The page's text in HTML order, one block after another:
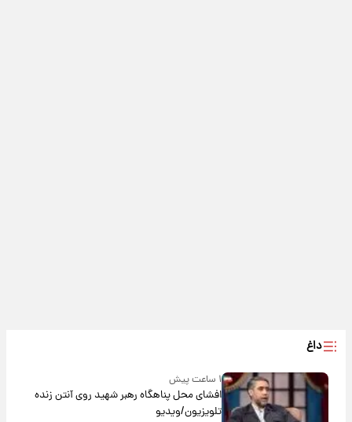
داغ
۱ ساعت پیش
افشای محل پناهگاه‌ رهبر شهید روی آنتن زنده
تلویزیون/ویدیو